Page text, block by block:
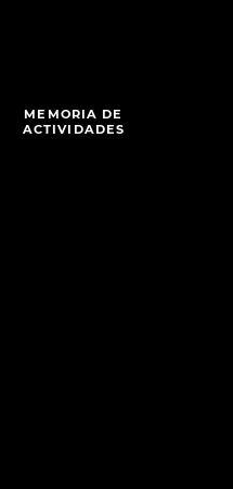
MEMORIA DE
ACTIVIDADES